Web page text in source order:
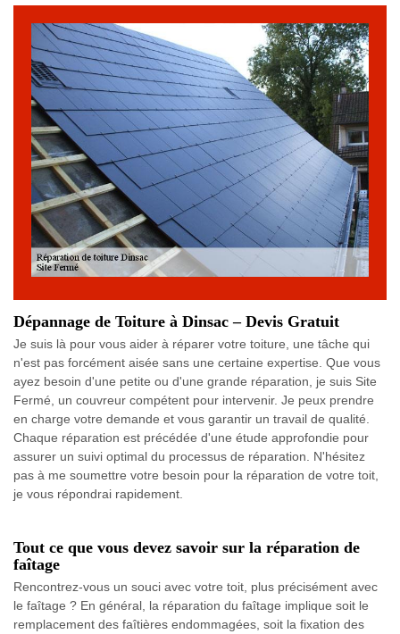
Dépannage de Toiture à Dinsac – Devis Gratuit
Je suis là pour vous aider à réparer votre toiture, une tâche qui
n'est pas forcément aisée sans une certaine expertise. Que vous
ayez besoin d'une petite ou d'une grande réparation, je suis Site
Fermé, un couvreur compétent pour intervenir. Je peux prendre
en charge votre demande et vous garantir un travail de qualité.
Chaque réparation est précédée d'une étude approfondie pour
assurer un suivi optimal du processus de réparation. N'hésitez
pas à me soumettre votre besoin pour la réparation de votre toit,
je vous répondrai rapidement.
Tout ce que vous devez savoir sur la réparation de
faîtage
Rencontrez-vous un souci avec votre toit, plus précisément avec
le faîtage ? En général, la réparation du faîtage implique soit le
remplacement des faîtières endommagées, soit la fixation des